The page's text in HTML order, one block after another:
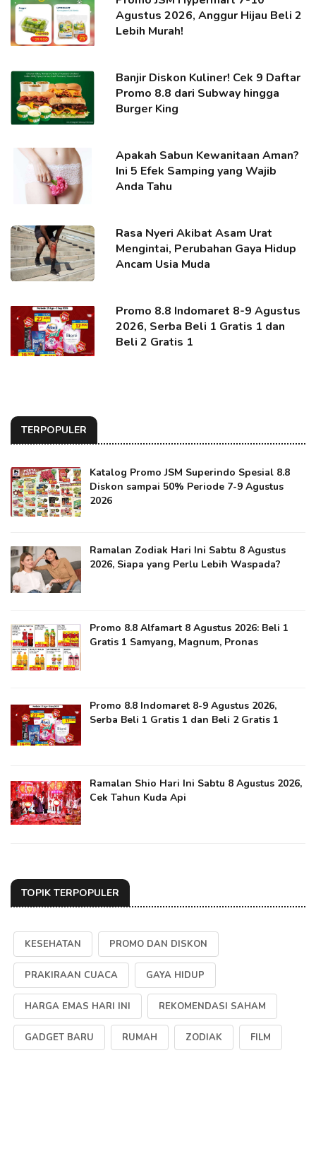
Agustus 2026, Anggur Hijau Beli 2
Lebih Murah!
Banjir Diskon Kuliner! Cek 9 Daftar
Promo 8.8 dari Subway hingga
Burger King
Apakah Sabun Kewanitaan Aman?
Ini 5 Efek Samping yang Wajib
Anda Tahu
Rasa Nyeri Akibat Asam Urat
Mengintai, Perubahan Gaya Hidup
Ancam Usia Muda
Promo 8.8 Indomaret 8-9 Agustus
2026, Serba Beli 1 Gratis 1 dan
Beli 2 Gratis 1
TERPOPULER
Katalog Promo JSM Superindo Spesial 8.8
Diskon sampai 50% Periode 7-9 Agustus
2026
Ramalan Zodiak Hari Ini Sabtu 8 Agustus
2026, Siapa yang Perlu Lebih Waspada?
Promo 8.8 Alfamart 8 Agustus 2026: Beli 1
Gratis 1 Samyang, Magnum, Pronas
Promo 8.8 Indomaret 8-9 Agustus 2026,
Serba Beli 1 Gratis 1 dan Beli 2 Gratis 1
Ramalan Shio Hari Ini Sabtu 8 Agustus 2026,
Cek Tahun Kuda Api
TOPIK TERPOPULER
KESEHATAN PROMO DAN DISKON
PRAKIRAAN CUACA GAYA HIDUP
HARGA EMAS HARI INI REKOMENDASI SAHAM
GADGET BARU RUMAH ZODIAK FILM